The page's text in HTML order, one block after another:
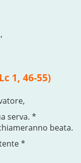
1, 46-55)
serva. *
beata.
*